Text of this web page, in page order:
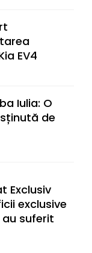
EV4
Iulia: O
de
Exclusiv
exclusive
suferit